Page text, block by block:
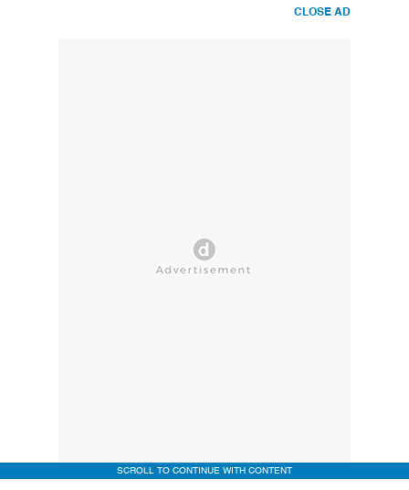
CLOSE AD
SCROLL TO CONTINUE WITH CONTENT